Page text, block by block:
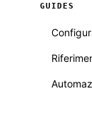
GUIDES